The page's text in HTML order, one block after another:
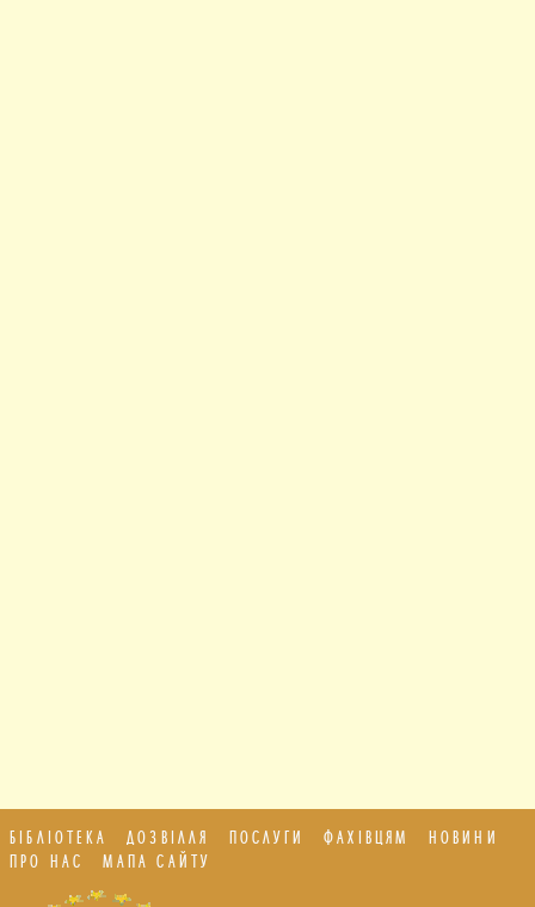
БІБЛІОТЕКА ДОЗВІЛЛЯ ПОСЛУГИ ФАХІВЦЯМ
НОВИНИ
ПРО НАС
МАПА САЙТУ